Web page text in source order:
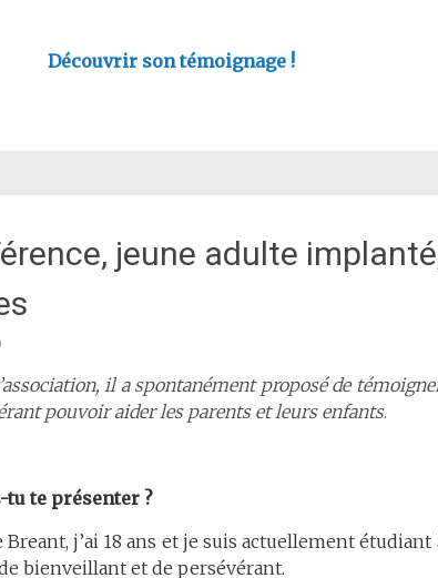
Découvrir son témoignage !
jeune adulte
il a spontanément proposé de
pouvoir aider les parents et leurs enfants.
te présenter ?
j’ai 18 ans et je suis actuellement étudiant
bienveillant et de persévérant.